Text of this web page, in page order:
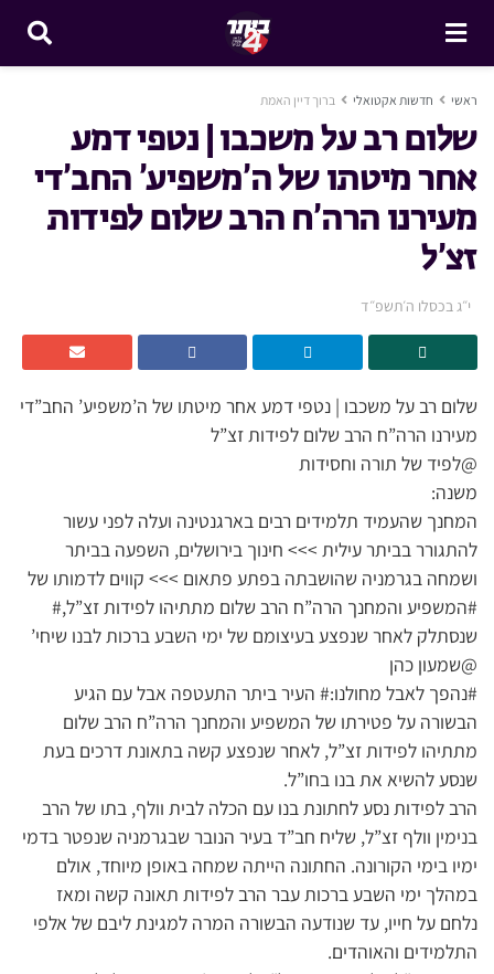
ראשי חדשות אקטואלי ברוך דיין האמת
שלום רב על משכבו | נטפי דמע
אחר מיטתו של ה’משפיע’ החב’די
מעירנו הרה’ח הרב שלום לפידות
זצ’ל
י״ג בכסלו ה׳תשפ״ד
שלום רב על משכבו | נטפי דמע אחר מיטתו של ה’משפיע’ החב”די
מעירנו הרה”ח הרב שלום לפידות זצ”ל
@לפיד של תורה וחסידות
משנה:
המחנך שהעמיד תלמידים רבים בארגנטינה ועלה לפני עשור
להתגורר בביתר עילית >>> חינוך בירושלים, השפעה בביתר
ושמחה בגרמניה שהושבתה בפתע פתאום >>> קווים לדמותו של
#המשפיע והמחנך הרה”ח הרב שלום מתתיהו לפידות זצ”ל,#
שנסתלק לאחר שנפצע בעיצומם של ימי השבע ברכות לבנו שיחי’
@שמעון כהן
#נהפך לאבל מחולנו:# העיר ביתר התעטפה אבל עם הגיע
הבשורה על פטירתו של המשפיע והמחנך הרה”ח הרב שלום
מתתיהו לפידות זצ”ל, לאחר שנפצע קשה בתאונת דרכים בעת
שנסע להשיא את בנו בחו”ל.
הרב לפידות נסע לחתונת בנו עם הכלה לבית וולף, בתו של הרב
בנימין וולף זצ”ל, שליח חב”ד בעיר הנובר שבגרמניה שנפטר בדמי
ימיו בימי הקורונה. החתונה הייתה שמחה באופן מיוחד, אולם
במהלך ימי השבע ברכות עבר הרב לפידות תאונה קשה ומאז
נלחם על חייו, עד שנודעה הבשורה המרה למגינת ליבם של אלפי
התלמידים והאוהדים.